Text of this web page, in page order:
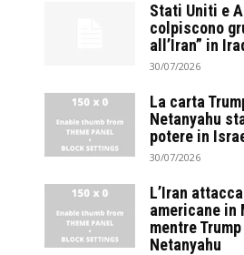
Stati Uniti e
colpiscono
all’Iran” in
30/07/2026
La carta
Netanyahu
potere in
30/07/2026
L’Iran
americane in
mentre
Netanyahu